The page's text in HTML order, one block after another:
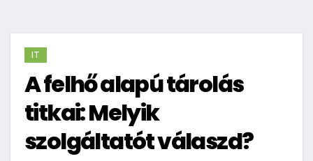
IT
A felhő alapú tárolás
titkai: Melyik
szolgáltatót válaszd?